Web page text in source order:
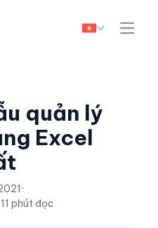
quản lý
Excel
·
11 phút đọc